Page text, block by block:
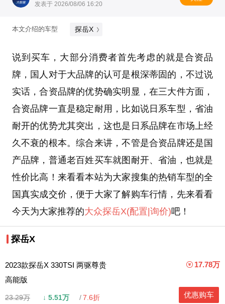
发表于 2026/08/06 16:20
本文介绍的车型 探岳X
说到买车，大部分消费者首先考虑的就是合资品
牌，国人对于大品牌的认可是根深蒂固的，不过说
实话，合资品牌的优势确实明显，在三大件方面，
合资品牌一直是稳定耐用，比如说日系车型，省油
耐开的优势尤其突出，这也是日系品牌在市场上经
久不衰的根本。综合来讲，不管是合资品牌还是国
产品牌，普通老百姓买车就图耐开、省油，也就是
性价比高！来看看本站为大家搜集的热销车型的全
国真实成交价，便于大家了解购车行情，先来看看
今天为大家推荐的大众探岳X(配置|询价)吧！
探岳X
2023款探岳X 330TSI 两驱尊贵
高能版
23.29万 ↓ 5.51万 7.6折
17.78万
优惠购车